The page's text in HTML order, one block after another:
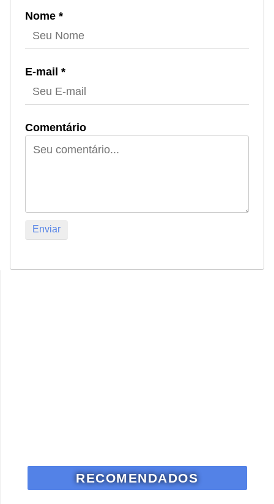
Nome *
E-mail *
Comentário
RECOMENDADOS